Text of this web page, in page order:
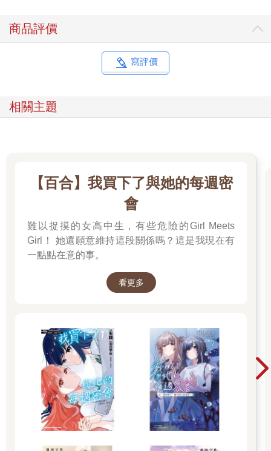
商品評價
寫評價
相關主題
【百合】我買下了與她的每週密
會
難以捉摸的女高中生，有些危險的Girl Meets
Girl！ 她還願意維持這段關係嗎？這是我現在有
一點點在意的事。
看更多